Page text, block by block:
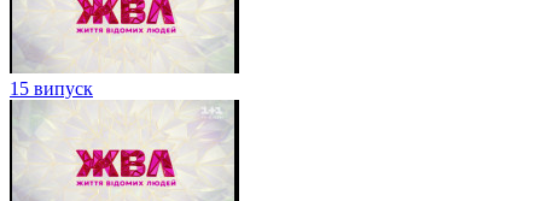
15 випуск